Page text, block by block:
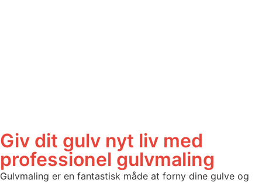
Giv dit gulv nyt liv med
professionel gulvmaling
Gulvmaling er en fantastisk måde at forny dine gulve og